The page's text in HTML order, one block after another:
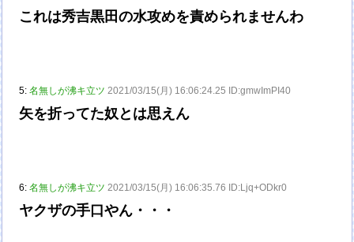
これは秀吉黒田の水攻めを責められませんわ
5:名無しが沸キ立ツ 2021/03/15(月) 16:06:24.25 ID:gmwImPI40
矢を折ってた奴とは思えん
6:名無しが沸キ立ツ 2021/03/15(月) 16:06:35.76 ID:Ljq+ODkr0
ヤクザの手口やん・・・